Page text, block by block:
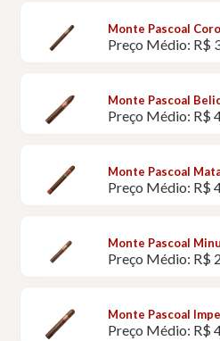
Monte Pascoal
Preço Médio: R$
Monte Pascoal
Preço Médio: R$
Monte Pascoal
Preço Médio: R$
Monte Pascoal
Preço Médio: R$
Monte Pascoal
Preço Médio: R$